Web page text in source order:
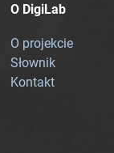
O DigiLab
O projekcie
Słownik
Kontakt